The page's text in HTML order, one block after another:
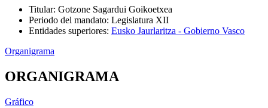
Titular: Gotzone Sagardui Goikoetxea
Periodo del mandato: Legislatura XII
Entidades superiores: Eusko Jaurlaritza - Gobierno Vasco
Organigrama
ORGANIGRAMA
Gráfico